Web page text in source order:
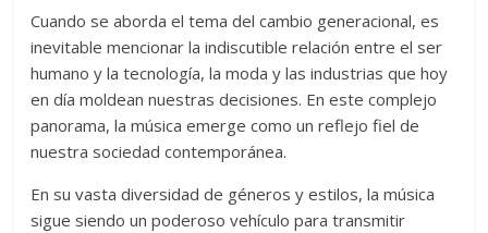
Cuando se aborda el tema del cambio generacional, es
inevitable mencionar la indiscutible relación entre el ser
humano y la tecnología, la moda y las industrias que hoy
en día moldean nuestras decisiones. En este complejo
panorama, la música emerge como un reflejo fiel de
nuestra sociedad contemporánea.
En su vasta diversidad de géneros y estilos, la música
sigue siendo un poderoso vehículo para transmitir